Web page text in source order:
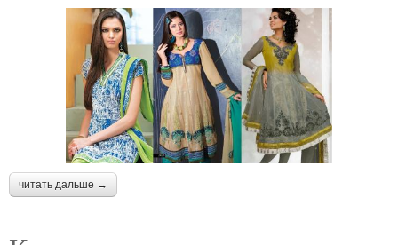
читать дальше →